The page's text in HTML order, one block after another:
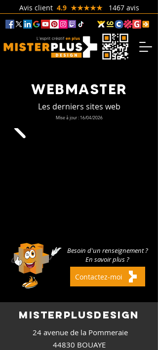
Avis client 4.9 ★★★★★ 1467 avis
WEBMASTER
Les derniers sites web
Mise à jour : 16/04/2026
Besoin d'un renseignement ?
En savoir plus ?
Contactez-moi
misterplusdesign
24 avenue de la Pommeraie
44830 BOUAYE